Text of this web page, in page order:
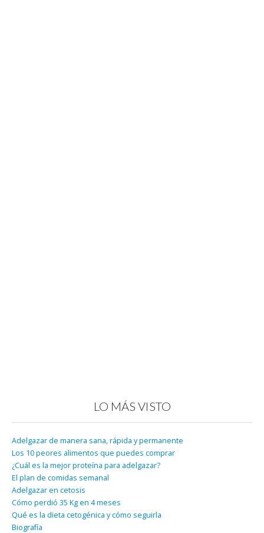
LO MÁS VISTO
Adelgazar de manera sana, rápida y permanente
Los 10 peores alimentos que puedes comprar
¿Cuál es la mejor proteína para adelgazar?
El plan de comidas semanal
Adelgazar en cetosis
Cómo perdió 35 Kg en 4 meses
Qué es la dieta cetogénica y cómo seguirla
Biografía